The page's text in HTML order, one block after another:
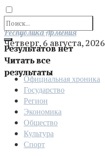
Результатов нет
Читать все
результаты
Отправить
Республика Армения
Четверг, 6 августа, 2026
Официальная хроника
Государство
Регион
Экономика
Общество
Культура
Спорт